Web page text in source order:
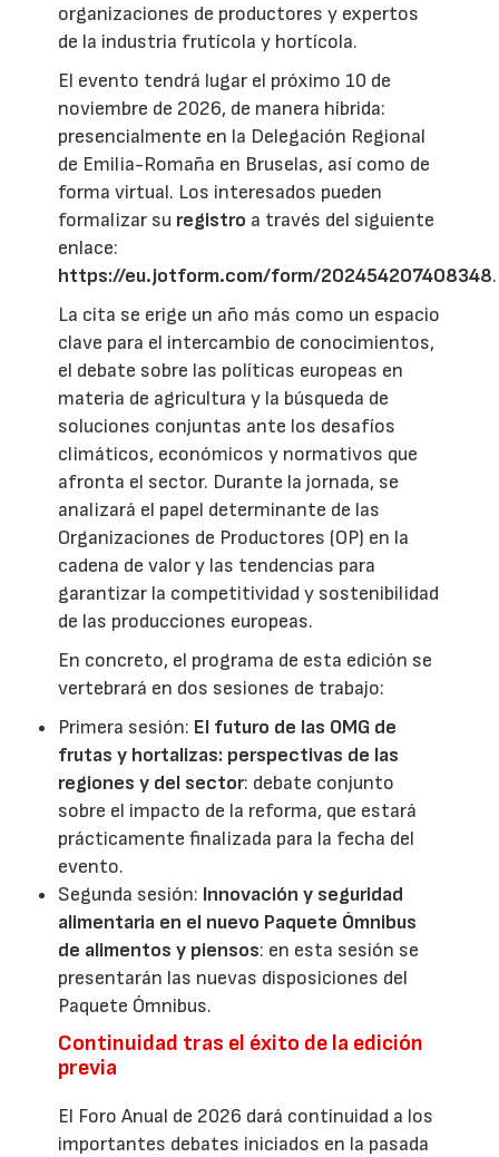
organizaciones de productores y expertos
de la industria frutícola y hortícola.
El evento tendrá lugar el próximo 10 de
noviembre de 2026, de manera híbrida:
presencialmente en la Delegación Regional
de Emilia-Romaña en Bruselas, así como de
forma virtual. Los interesados pueden
formalizar su registro a través del siguiente
enlace:
https://eu.jotform.com/form/202454207408348.
La cita se erige un año más como un espacio
clave para el intercambio de conocimientos,
el debate sobre las políticas europeas en
materia de agricultura y la búsqueda de
soluciones conjuntas ante los desafíos
climáticos, económicos y normativos que
afronta el sector. Durante la jornada, se
analizará el papel determinante de las
Organizaciones de Productores (OP) en la
cadena de valor y las tendencias para
garantizar la competitividad y sostenibilidad
de las producciones europeas.
En concreto, el programa de esta edición se
vertebrará en dos sesiones de trabajo:
Primera sesión: El futuro de las OMG de
frutas y hortalizas: perspectivas de las
regiones y del sector: debate conjunto
sobre el impacto de la reforma, que estará
prácticamente finalizada para la fecha del
evento.
Segunda sesión: Innovación y seguridad
alimentaria en el nuevo Paquete Ómnibus
de alimentos y piensos: en esta sesión se
presentarán las nuevas disposiciones del
Paquete Ómnibus.
Continuidad tras el éxito de la edición
previa
El Foro Anual de 2026 dará continuidad a los
importantes debates iniciados en la pasada